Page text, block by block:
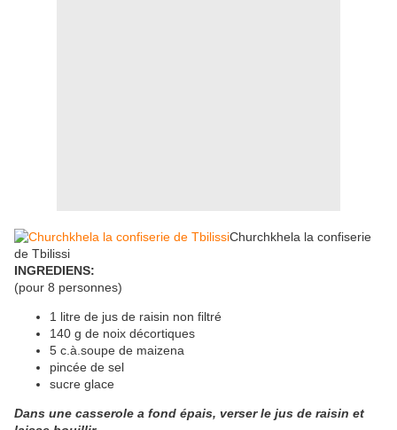
Churchkhela la confiserie
de Tbilissi
INGREDIENS:
(pour 8 personnes)
1 litre de jus de raisin non filtré
140 g de noix décortiques
5 c.à.soupe de maizena
pincée de sel
sucre glace
Dans une casserole a fond épais, verser le jus de raisin et